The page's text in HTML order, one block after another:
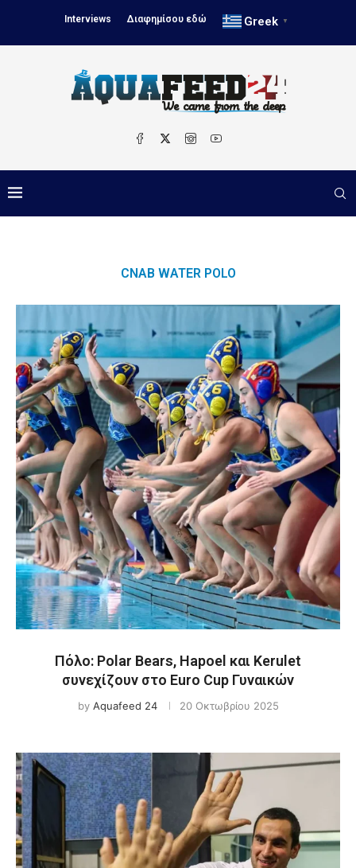
Interviews Διαφημίσου εδώ Greek ▼
CNAB WATER POLO
Πόλο: Polar Bears, Hapoel και Kerulet
συνεχίζουν στο Euro Cup Γυναικών
by Aquafeed 24 20 Οκτωβρίου 2025